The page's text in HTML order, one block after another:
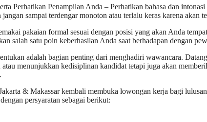
Perhatikan Penampilan Anda – Perhatikan bahasa dan intonasi
sampai terdengar monoton atau terlalu keras karena akan
pakaian formal sesuai dengan posisi yang akan Anda
salah satu poin keberhasilan Anda saat berhadapan dengan
adalah bagian penting dari menghadiri wawancara.
menunjukkan kedisiplinan kandidat tetapi juga akan
& Makassar kembali membuka lowongan kerja bagi
persyaratan sebagai berikut: